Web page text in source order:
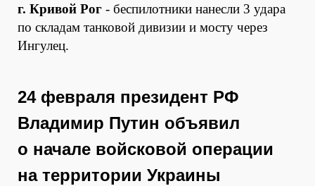
г. Кривой Рог - беспилотники нанесли 3 удара
по складам танковой дивизии и мосту через
Ингулец.
24 февраля президент РФ
Владимир Путин объявил
о начале войсковой операции
на территории Украины